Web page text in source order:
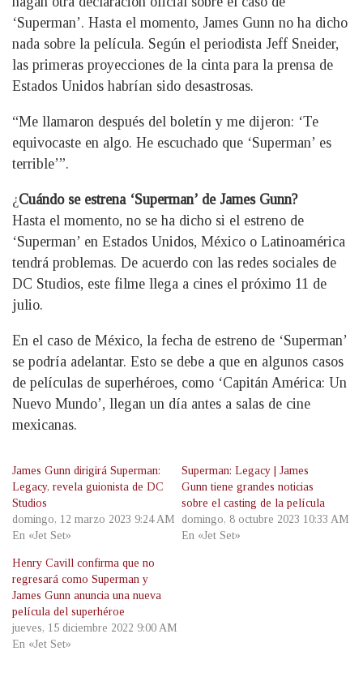
‘Superman’. Hasta el momento, James Gunn no ha dicho
nada sobre la película. Según el periodista Jeff Sneider,
las primeras proyecciones de la cinta para la prensa de
Estados Unidos habrían sido desastrosas.
“Me llamaron después del boletín y me dijeron: ‘Te
equivocaste en algo. He escuchado que ‘Superman’ es
terrible’”.
¿Cuándo se estrena ‘Superman’ de James Gunn?
Hasta el momento, no se ha dicho si el estreno de
‘Superman’ en Estados Unidos, México o Latinoamérica
tendrá problemas. De acuerdo con las redes sociales de
DC Studios, este filme llega a cines el próximo 11 de
julio.
En el caso de México, la fecha de estreno de ‘Superman’
se podría adelantar. Esto se debe a que en algunos casos
de películas de superhéroes, como ‘Capitán América: Un
Nuevo Mundo’, llegan un día antes a salas de cine
mexicanas.
James Gunn dirigirá Superman:
Legacy, revela guionista de DC
Studios
domingo, 12 marzo 2023 9:24 AM
En «Jet Set»
Superman: Legacy | James
Gunn tiene grandes noticias
sobre el casting de la película
domingo, 8 octubre 2023 10:33 AM
En «Jet Set»
Henry Cavill confirma que no
regresará como Superman y
James Gunn anuncia una nueva
película del superhéroe
jueves, 15 diciembre 2022 9:00 AM
En «Jet Set»